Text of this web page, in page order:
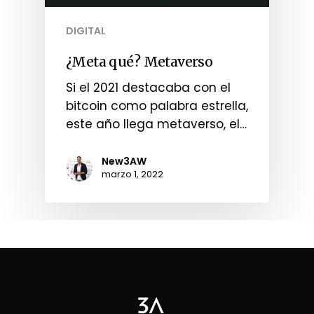
DIGITAL
¿Meta qué? Metaverso
Si el 2021 destacaba con el
bitcoin como palabra estrella,
este año llega metaverso, el…
New3AW
marzo 1, 2022